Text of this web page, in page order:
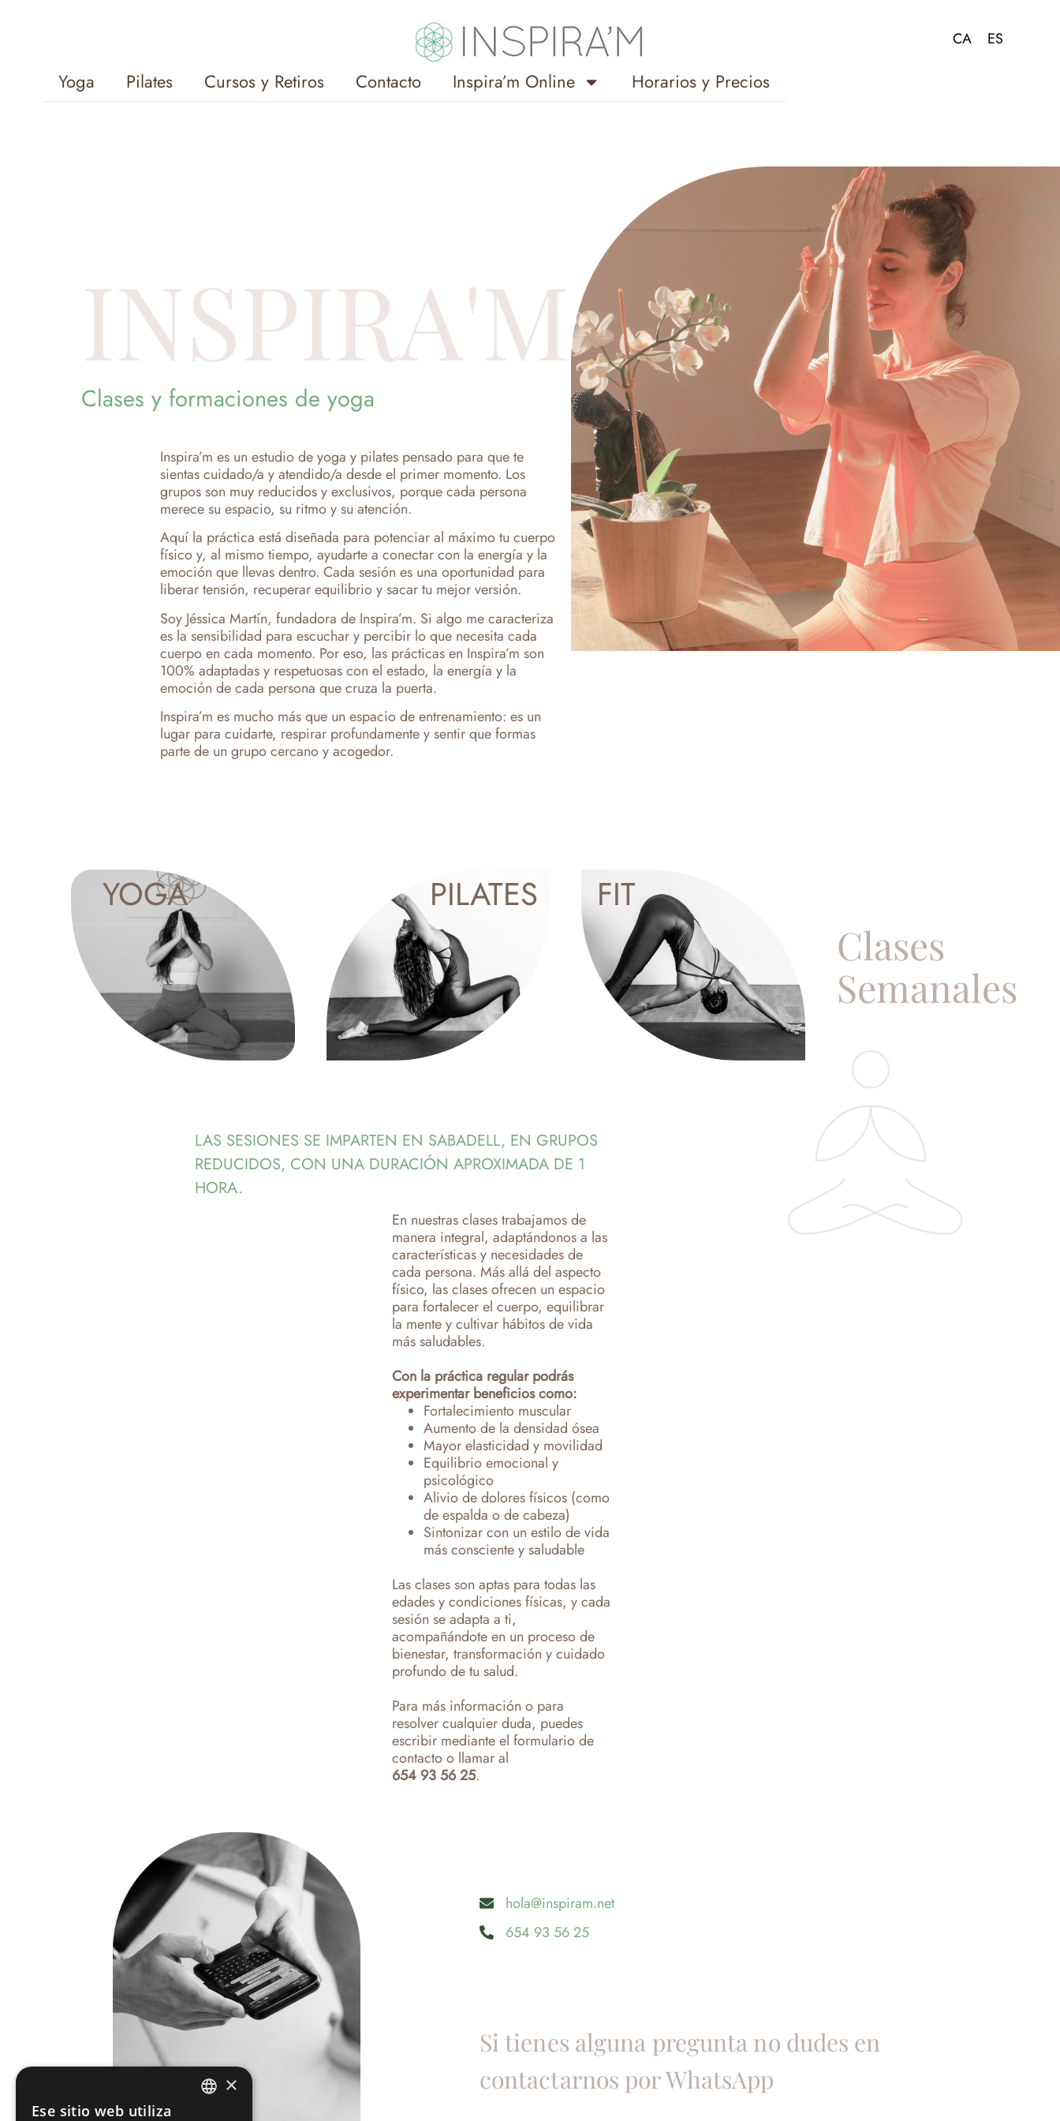
Yoga Pilates Cursos y Retiros Contacto Inspira’m Online Horarios y Precios
INSPIRA'M
Clases y formaciones de yoga
Inspira’m es un estudio de yoga y pilates pensado para que te
sientas cuidado/a y atendido/a desde el primer momento. Los
grupos son muy reducidos y exclusivos, porque cada persona
merece su espacio, su ritmo y su atención.
Aquí la práctica está diseñada para potenciar al máximo tu cuerpo
físico y, al mismo tiempo, ayudarte a conectar con la energía y la
emoción que llevas dentro. Cada sesión es una oportunidad para
liberar tensión, recuperar equilibrio y sacar tu mejor versión.
Soy Jéssica Martín, fundadora de Inspira’m. Si algo me caracteriza
es la sensibilidad para escuchar y percibir lo que necesita cada
cuerpo en cada momento. Por eso, las prácticas en Inspira’m son
100% adaptadas y respetuosas con el estado, la energía y la
emoción de cada persona que cruza la puerta.
Inspira’m es mucho más que un espacio de entrenamiento: es un
lugar para cuidarte, respirar profundamente y sentir que formas
parte de un grupo cercano y acogedor.
YOGA PILATES FIT
Clases
Semanales
LAS SESIONES SE IMPARTEN EN SABADELL, EN GRUPOS
REDUCIDOS, CON UNA DURACIÓN APROXIMADA DE 1
HORA.
En nuestras clases trabajamos de
manera integral, adaptándonos a las
características y necesidades de
cada persona. Más allá del aspecto
físico, las clases ofrecen un espacio
para fortalecer el cuerpo, equilibrar
la mente y cultivar hábitos de vida
más saludables.
Con la práctica regular podrás
experimentar beneficios como:
Fortalecimiento muscular
Aumento de la densidad ósea
Mayor elasticidad y movilidad
Equilibrio emocional y
psicológico
Alivio de dolores físicos (como
de espalda o de cabeza)
Sintonizar con un estilo de vida
más consciente y saludable
Las clases son aptas para todas las
edades y condiciones físicas, y cada
sesión se adapta a ti,
acompañándote en un proceso de
bienestar, transformación y cuidado
profundo de tu salud.
Para más información o para
resolver cualquier duda, puedes
escribir mediante el formulario de
contacto o llamar al
654 93 56 25.
hola@inspiram.net
654 93 56 25
Si tienes alguna pregunta no dudes en
contactarnos por WhatsApp
×
Ese sitio web utiliza